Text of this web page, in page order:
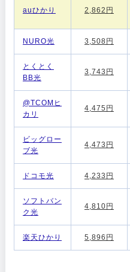
auひかり 2,862円
NURO光 3,508円
とくとく
BB光
3,743円
@TCOMヒ
カリ
4,475円
ビッグロー
ブ光
4,473円
ドコモ光 4,233円
ソフトバン
ク光
4,810円
楽天ひかり 5,896円